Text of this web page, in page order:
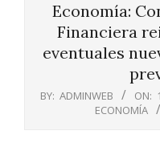
Economía:
Financiera
eventuales
BY: ADMINWEB ON:
ECONOMÍA